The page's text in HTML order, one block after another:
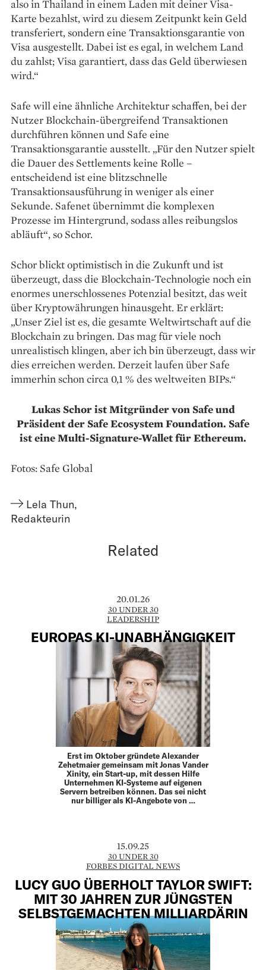
also in Thailand in einem Laden mit deiner Visa-
Karte bezahlst, wird zu diesem Zeitpunkt kein Geld
transferiert, sondern eine Transaktions­garantie von
Visa ausgestellt. Dabei ist es egal, in welchem Land
du zahlst; Visa garantiert, dass das Geld überwiesen
wird.“
Safe will eine ähnliche Architektur schaffen, bei der
Nutzer Blockchain-übergreifend Trans­aktionen
durchführen können und Safe eine
Transaktionsgarantie ausstellt. „Für den Nutzer spielt
die Dauer des Settlements keine Rolle –
entscheidend ist eine blitzschnelle
Transaktionsausführung in weniger als einer
Sekunde. Safenet übernimmt die komplexen
Prozesse im Hintergrund, sodass alles reibungslos
abläuft“, so Schor.
Schor blickt optimistisch in die Zukunft und ist
überzeugt, dass die Blockchain-Technologie noch ein
enormes ­unerschlossenes Potenzial besitzt, das weit
über Krypto­währungen hinausgeht. Er erklärt:
„Unser Ziel ist es, die ­gesamte Weltwirtschaft auf die
Blockchain zu bringen. Das mag für viele noch
unrealistisch klingen, aber ich bin überzeugt, dass wir
dies erreichen werden. Derzeit laufen über Safe
immerhin schon circa 0,1 % des weltweiten BIPs.“
Lukas Schor ist Mitgründer von Safe und
Präsident der Safe Ecosystem Foundation. Safe
ist eine Multi-Signature-Wallet für Ethereum.
Fotos: Safe Global
Lela Thun,
Redakteurin
Related
20.01.26
30 UNDER 30
LEADERSHIP
EUROPAS KI-UNABHÄNGIGKEIT
Erst im Oktober gründete Alexander
Zehetmaier gemeinsam mit Jonas Vander
Xinity, ein Start-up, mit dessen Hilfe
Unternehmen KI-Systeme auf eigenen
Servern betreiben können. Das sei nicht
nur billiger als KI-Angebote von …
15.09.25
30 UNDER 30
FORBES DIGITAL NEWS
LUCY GUO ÜBERHOLT TAYLOR SWIFT:
MIT 30 JAHREN ZUR JÜNGSTEN
SELBSTGEMACHTEN MILLIARDÄRIN